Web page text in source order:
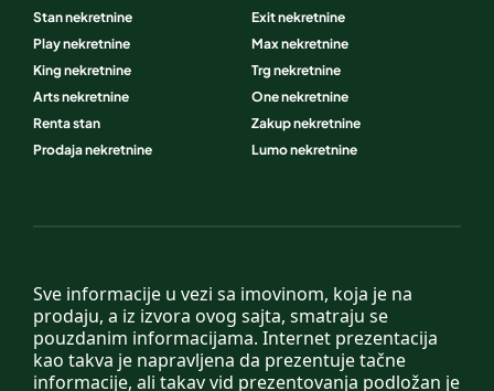
Sve informacije u vezi sa imovinom, koja je na
prodaju, a iz izvora ovog sajta, smatraju se
pouzdanim informacijama. Internet prezentacija
kao takva je napravljena da prezentuje tačne
informacije, ali takav vid prezentovanja podložan je
Stan nekretnine
Exit nekretnine
Play nekretnine
Max nekretnine
King nekretnine
Trg nekretnine
Arts nekretnine
One nekretnine
Renta stan
Zakup nekretnine
Prodaja nekretnine
Lumo nekretnine